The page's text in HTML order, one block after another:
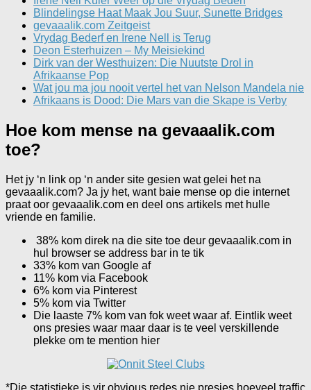
Blindelingse Haat Maak Jou Suur, Sunette Bridges
gevaaalik.com Zeitgeist
Vrydag Bederf en Irene Nell is Terug
Deon Esterhuizen – My Meisiekind
Dirk van der Westhuizen: Die Nuutste Drol in
Afrikaanse Pop
Wat jou ma jou nooit vertel het van Nelson Mandela nie
Afrikaans is Dood: Die Mars van die Skape is Verby
Hoe kom mense na gevaaalik.com
toe?
Het jy ‘n link op ‘n ander site gesien wat gelei het na
gevaaalik.com? Ja jy het, want baie mense op die internet
praat oor gevaaalik.com en deel ons artikels met hulle
vriende en familie.
38% kom direk na die site toe deur gevaaalik.com in
hul browser se address bar in te tik
33% kom van Google af
11% kom via Facebook
6% kom via Pinterest
5% kom via Twitter
Die laaste 7% kom van fok weet waar af. Eintlik weet
ons presies waar maar daar is te veel verskillende
plekke om te mention hier
*Die statistieke is vir obvious redes nie presies hoeveel traffic